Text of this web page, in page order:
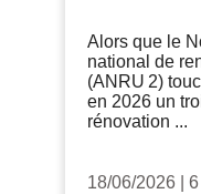
Alors que le
national de
(ANRU 2)
en 2026 un
rénovation ...
18/06/2026